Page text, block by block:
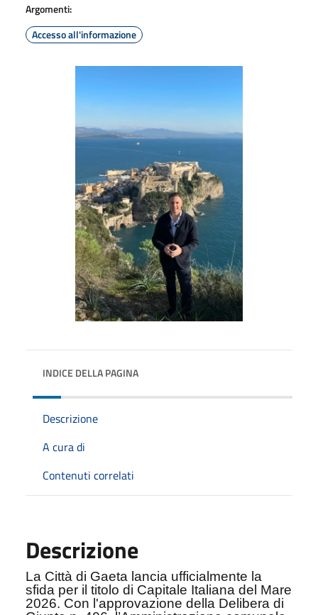
Argomenti:
Accesso all'informazione
INDICE DELLA PAGINA
Descrizione
A cura di
Contenuti correlati
Descrizione
La Città di Gaeta lancia ufficialmente la
sfida per il titolo di Capitale Italiana del Mare
2026. Con l'approvazione della Delibera di